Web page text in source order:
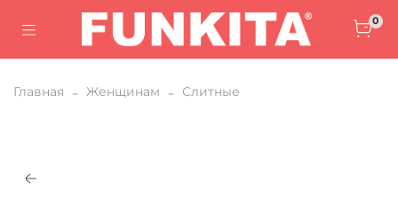
0
Главная Женщинам Слитные